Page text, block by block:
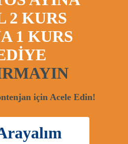
2 KURS
1 KURS
için Acele Edin!